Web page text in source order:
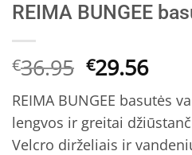
REIMA BUNGEE
€36.95 Original
price
was:
€36.95.
€29.56
is:
REIMA BUNGEE basutės
lengvos ir greitai
Velcro dirželiais ir